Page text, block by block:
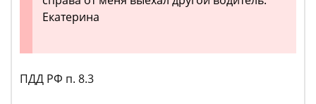
Екатерина
ПДД РФ п. 8.3